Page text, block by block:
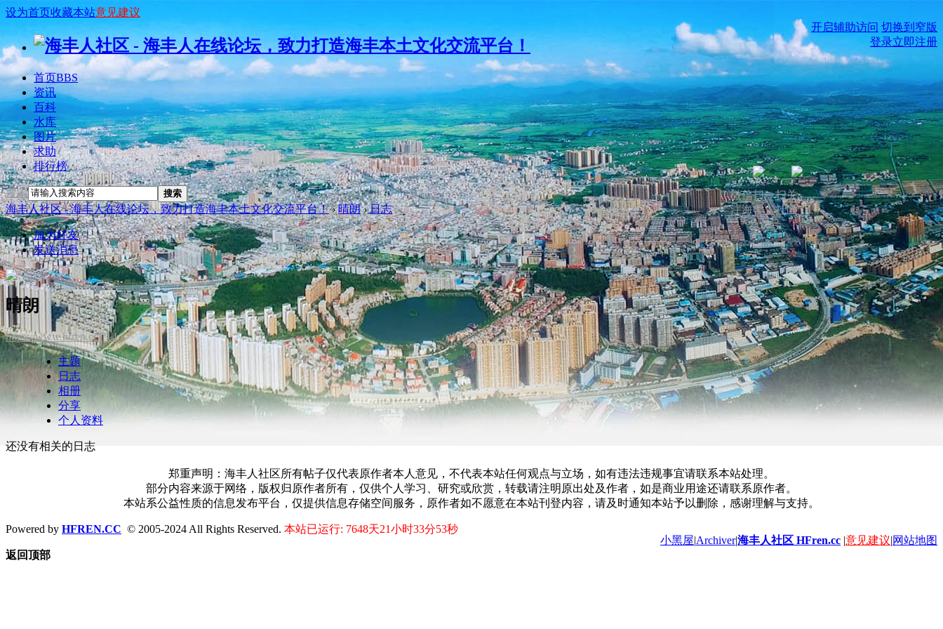
设为首页收藏本站意见建议
开启辅助访问 切换到窄版
登录立即注册
首页BBS
资讯
百科
水库
图片
求助
排行榜
搜索 搜索
海丰人社区 - 海丰人在线论坛，致力打造海丰本土文化交流平台！ › 晴朗 › 日志
加为好友
发送消息
晴朗
https://www.hfren.cc/?14
主题
日志
相册
分享
个人资料
还没有相关的日志
微信扫一扫关
注海丰人社区
公众号
郑重声明：海丰人社区所有帖子仅代表原作者本人意见，不代表本站任何观点与立场，如有违法违规事宜请联系本站处理。
部分内容来源于网络，版权归原作者所有，仅供个人学习、研究或欣赏，转载请注明原出处及作者，如是商业用途还请联系原作者。
本站系公益性质的信息发布平台，仅提供信息存储空间服务，原作者如不愿意在本站刊登内容，请及时通知本站予以删除，感谢理解与支持。
小黑屋|Archiver|海丰人社区 HFren.cc |意见建议|网站地图
Powered by HFREN.CC © 2005-2024 All Rights Reserved. 本站已运行: 7648天21小时33分54秒
返回顶部